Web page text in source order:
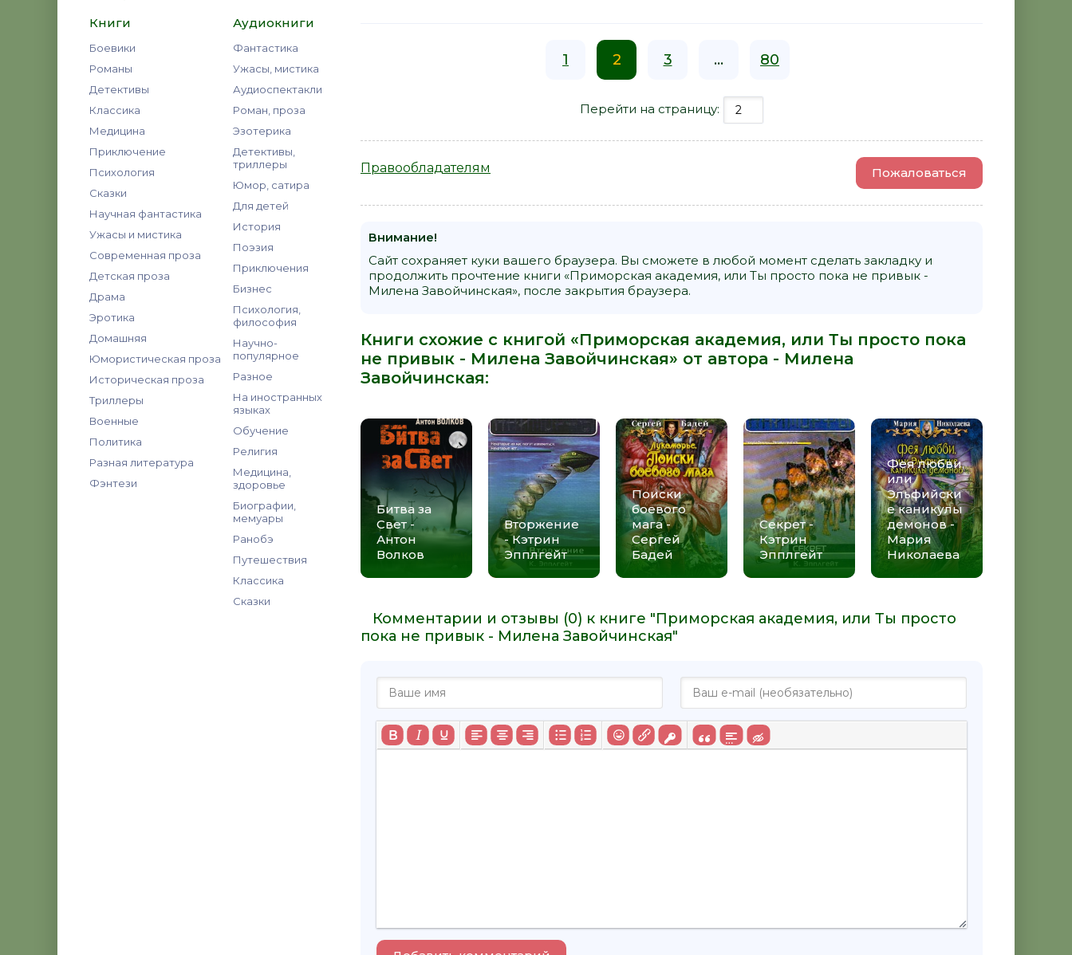
Книги
Боевики
Романы
Детективы
Классика
Медицина
Приключение
Психология
Сказки
Научная фантастика
Ужасы и мистика
Современная проза
Детская проза
Драма
Эротика
Домашняя
Юмористическая проза
Историческая проза
Триллеры
Военные
Политика
Разная литература
Фэнтези
Аудиокниги
Фантастика
Ужасы, мистика
Аудиоспектакли
Роман, проза
Эзотерика
Детективы,
триллеры
Юмор, сатира
Для детей
История
Поэзия
Приключения
Бизнес
Психология,
философия
Научно-
популярное
Разное
На иностранных
языках
Обучение
Религия
Медицина,
здоровье
Биографии,
мемуары
Ранобэ
Путешествия
Классика
Сказки
1 2 3 ... 80
Перейти на страницу:
Правообладателям Пожаловаться
Внимание!
Сайт сохраняет куки вашего браузера. Вы сможете в любой момент сделать закладку и
продолжить прочтение книги «Приморская академия, или Ты просто пока не привык -
Милена Завойчинская», после закрытия браузера.
Книги схожие с книгой «Приморская академия, или Ты просто пока
не привык - Милена Завойчинская» от автора - Милена
Завойчинская:
Битва за
Свет -
Антон
Волков
Вторжение
- Кэтрин
Эпплгейт
Поиски
боевого
мага -
Сергей
Бадей
Секрет -
Кэтрин
Эпплгейт
Фея любви,
или
Эльфийски
е каникулы
демонов -
Мария
Николаева
Комментарии и отзывы (0) к книге "Приморская академия, или Ты просто
пока не привык - Милена Завойчинская"